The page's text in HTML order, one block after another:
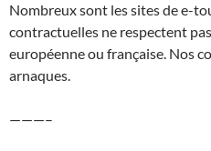
Nombreux sont les sites de e-
contractuelles ne respectent
européenne ou française. Nos
arnaques.
———–